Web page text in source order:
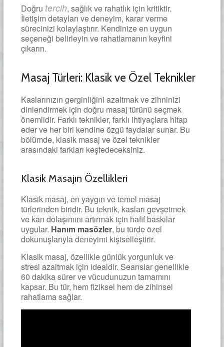
Doğru tercih, sağlık ve rahatlık için kritiktir.
İletişim detayları ve deneyim, karar verme
sürecinizi kolaylaştırır. Kendinize en uygun
seçeneği belirleyin ve rahatlamanın keyfini
çıkarın.
Masaj Türleri: Klasik ve Özel Teknikler
Kaslarınızın gerginliğini azaltmak ve zihninizi
dinlendirmek için doğru masaj türünü seçmek
önemlidir. Farklı teknikler, farklı ihtiyaçlara hitap
eder ve her biri kendine özgü faydalar sunar. Bu
bölümde, klasik masaj ve özel teknikler
arasındaki farkları keşfedeceksiniz.
Klasik Masajın Özellikleri
Klasik masaj, en yaygın ve temel masaj
türlerinden biridir. Bu teknik, kasları gevşetmek
ve kan dolaşımını artırmak için hafif baskılar
uygular. Hanım masözler, bu türde özel
dokunuşlarıyla deneyimi kişiselleştirir.
Klasik masaj, özellikle günlük yorgunluk ve
stresi azaltmak için idealdir. Seanslar genellikle
60 dakika sürer ve vücudunuzun tamamını
kapsar. Bu tür, hem fiziksel hem de zihinsel
rahatlama sağlar.